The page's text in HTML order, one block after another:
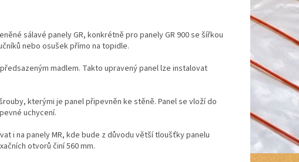
sálavé panely GR, konkrétně pro panely GR 900 se šířkou
nebo osušek přímo na topidle.
madlem. Takto upravený panel lze instalovat
kterými je panel připevněn ke stěně. Panel se vloží do
uchycení.
i na panely MR, kde bude z důvodu větší tloušťky panelu
otvorů činí 560 mm.